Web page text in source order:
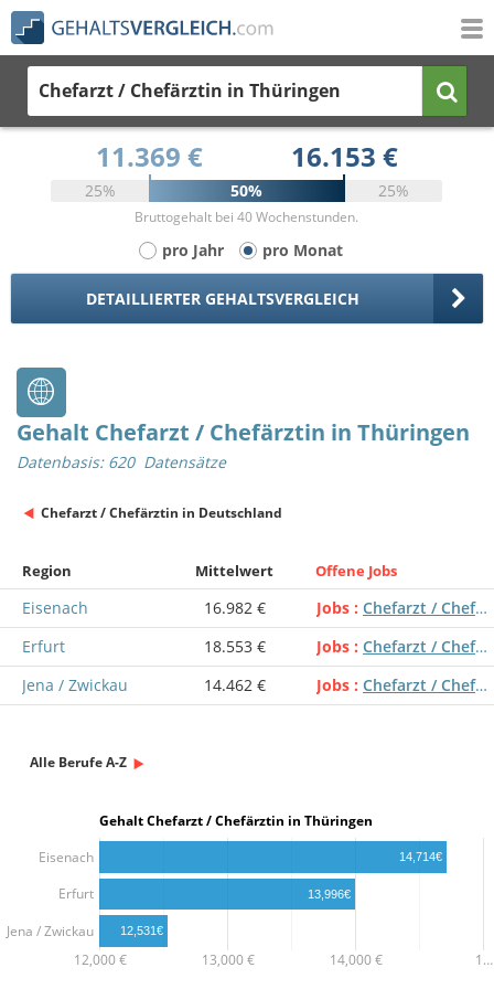
Chefarzt / Chefärztin in Thüringen
11.369 € 16.153 €
25% 50% 25%
Bruttogehalt bei 40 Wochenstunden.
pro Jahr pro Monat
DETAILLIERTER GEHALTSVERGLEICH
Gehalt Chefarzt / Chefärztin in Thüringen
Datenbasis: 620 Datensätze
Chefarzt / Chefärztin in Deutschland
Region Mittelwert Offene Jobs
Eisenach 16.982 € Jobs
Chefarzt / Chefärztin
Erfurt
18.553 € Jobs
Chefarzt / Chefärztin
Jena / Zwickau
14.462 € Jobs Chefarzt / Chefärztin
Alle Berufe A-Z
Gehalt Chefarzt / Chefärztin in Thüringen
12,000 € 13,000 € 14,000 € 1…
Eisenach
Erfurt
Jena / Zwickau
14,714€
13,996€
12,531€